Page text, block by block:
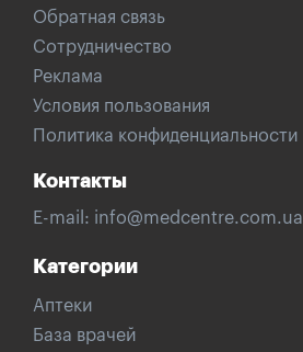
Обратная связь
Сотрудничество
Реклама
Условия пользования
Политика конфиденциальности
Контакты
E-mail: info@medcentre.com.ua
Категории
Аптеки
База врачей